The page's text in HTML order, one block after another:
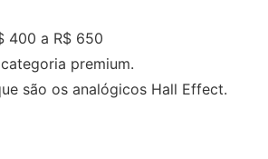
400 a R$ 650
premium.
são os analógicos Hall Effect.